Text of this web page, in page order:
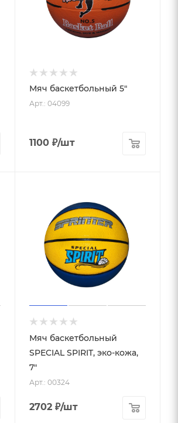
Мяч баскетбольный 5"
Арт.: 04099
1100₽/шт
Мяч баскетбольный
SPECIAL SPIRIT, эко-кожа,
7"
Арт.: 00324
2702₽/шт